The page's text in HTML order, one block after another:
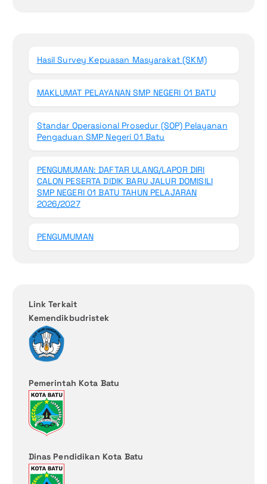
Hasil Survey Kepuasan Masyarakat (SKM)
MAKLUMAT PELAYANAN SMP NEGERI 01 BATU
Standar Operasional Prosedur (SOP) Pelayanan
Pengaduan SMP Negeri 01 Batu
PENGUMUMAN: DAFTAR ULANG/LAPOR DIRI
CALON PESERTA DIDIK BARU JALUR DOMISILI
SMP NEGERI 01 BATU TAHUN PELAJARAN
2026/2027
PENGUMUMAN
Link Terkait
Kemendikbudristek
Pemerintah Kota Batu
Dinas Pendidikan Kota Batu